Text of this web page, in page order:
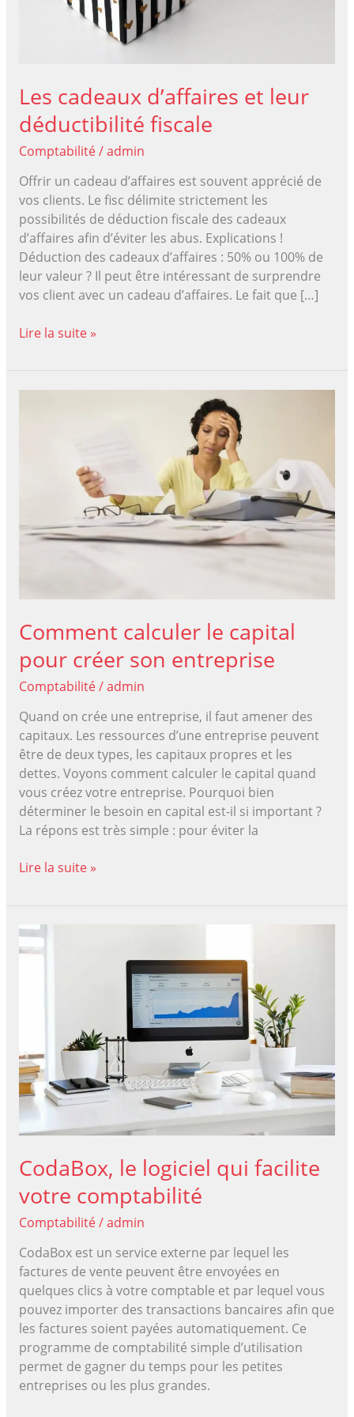
Les cadeaux d’affaires et leur
déductibilité fiscale
Comptabilité/admin
Offrir un cadeau d’affaires est souvent apprécié de
vos clients. Le fisc délimite strictement les
possibilités de déduction fiscale des cadeaux
d’affaires afin d’éviter les abus. Explications !
Déduction des cadeaux d’affaires : 50% ou 100% de
leur valeur ? Il peut être intéressant de surprendre
vos client avec un cadeau d’affaires. Le fait que […]
Les
et
Lire la suite »
Comment calculer le capital
pour créer son entreprise
Comptabilité/admin
Quand on crée une entreprise, il faut amener des
capitaux. Les ressources d’une entreprise peuvent
être de deux types, les capitaux propres et les
dettes. Voyons comment calculer le capital quand
vous créez votre entreprise. Pourquoi bien
déterminer le besoin en capital est-il si important ?
La répons est très simple : pour éviter la
Comment
capital
pour
Lire la suite »
CodaBox, le logiciel qui facilite
votre comptabilité
Comptabilité/admin
CodaBox est un service externe par lequel les
factures de vente peuvent être envoyées en
quelques clics à votre comptable et par lequel vous
pouvez importer des transactions bancaires afin que
les factures soient payées automatiquement. Ce
programme de comptabilité simple d’utilisation
permet de gagner du temps pour les petites
entreprises ou les plus grandes.